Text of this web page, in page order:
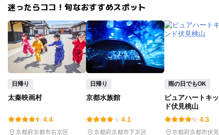
サファリパーク
植物園・フラワーパー
ク
キャンプ場 バーベキュー
釣り
潮干狩り 社会見学
迷ったらココ！旬なおすすめスポット
日帰り
太秦映画村
4.4
京都府京都市右京区
日帰り
京都水族館
4.1
京都府京都市下京区
雨の日でもOK
ピュアハートキ
ド伏見桃山
4.3
京都府京都市伏